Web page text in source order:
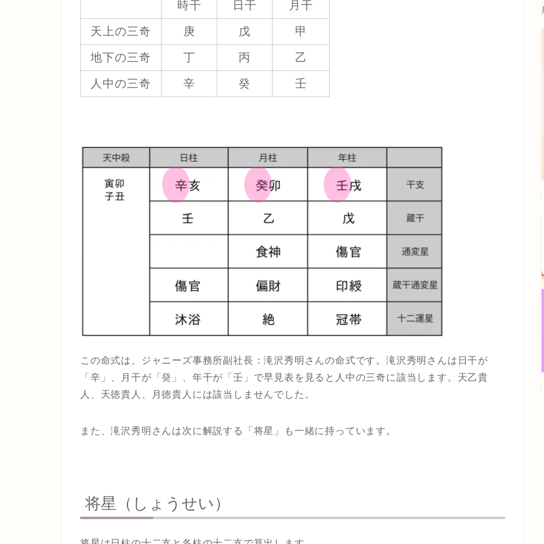
時干 日干 月干
天上の三奇 庚 戊 甲
地下の三奇 丁 丙 乙
人中の三奇 辛 癸 壬
この命式は、ジャニーズ事務所副社長：滝沢秀明さんの命式です。滝沢秀明さんは日干が
「辛」、月干が「癸」、年干が「壬」で早見表を見ると人中の三奇に該当します。天乙貴
人、天徳貴人、月徳貴人には該当しませんでした。
また、滝沢秀明さんは次に解説する「将星」も一緒に持っています。
将星（しょうせい）